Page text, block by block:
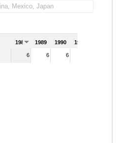
1988 1989 1990 1991
6 6 6